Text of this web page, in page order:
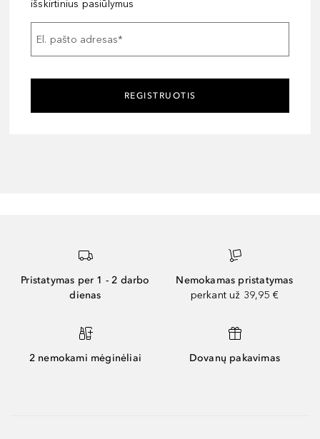
išskirtinius pasiūlymus
El. pašto adresas*
REGISTRUOTIS
Pristatymas per 1 - 2 darbo
dienas
Nemokamas pristatymas
perkant už 39,95 €
2 nemokami mėginėliai Dovanų pakavimas